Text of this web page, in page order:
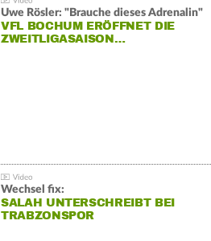
Uwe Rösler: "Brauche dieses Adrenalin"
VFL BOCHUM ERÖFFNET DIE
ZWEITLIGASAISON…
Wechsel fix:
SALAH UNTERSCHREIBT BEI
TRABZONSPOR